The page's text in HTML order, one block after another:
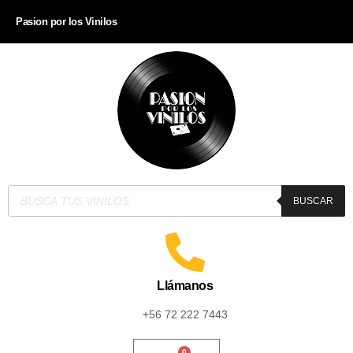
Pasion por los Vinilos
BUSCAR
Llámanos
+56 72 222 7443